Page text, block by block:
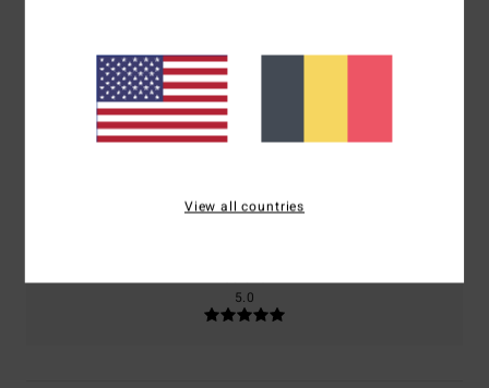
Confort
5.0
Coloris
5.0
View all countries